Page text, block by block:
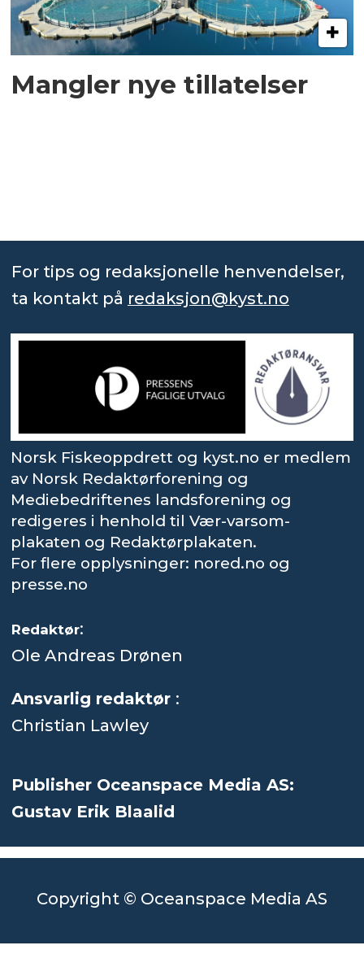
Mangler nye tillatelser
For tips og redaksjonelle henvendelser,
ta kontakt på redaksjon@kyst.no
Norsk Fiskeoppdrett og kyst.no er medlem
av Norsk Redaktørforening og
Mediebedriftenes landsforening og
redigeres i henhold til Vær-varsom-
plakaten og Redaktørplakaten.
For flere opplysninger: nored.no og
presse.no
Redaktør:
Ole Andreas Drønen
Ansvarlig redaktør :
Christian Lawley
Publisher Oceanspace Media AS:
Gustav Erik Blaalid
Copyright © Oceanspace Media AS